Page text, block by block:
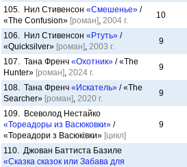
105. Нил Стивенсон «Смешенье» /
«The Confusion» [роман], 2004 г.
10
106. Нил Стивенсон «Ртуть» /
«Quicksilver» [роман], 2003 г.
9
107. Тана Френч «Охотник» / «The
Hunter» [роман], 2024 г.
9
108. Тана Френч «Искатель» / «The
Searcher» [роман], 2020 г.
9
109. Всеволод Нестайко
«Тореадоры из Васюковки» /
«Тореадори з Васюківки» [цикл]
9
110. Джован Баттиста Базиле
«Сказка сказок или Забава для